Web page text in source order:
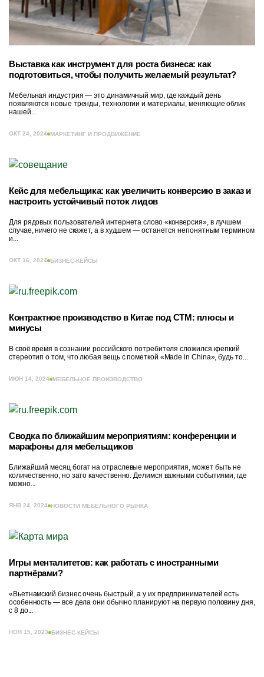
Выставка как инструмент для роста бизнеса: как
подготовиться, чтобы получить желаемый результат?
Мебельная индустрия — это динамичный мир, где каждый день
появляются новые тренды, технологии и материалы, меняющие облик
нашей...
ОКТ 24, 2024 МАРКЕТИНГ И ПРОДВИЖЕНИЕ
Кейс для мебельщика: как увеличить конверсию в заказ и
настроить устойчивый поток лидов
Для рядовых пользователей интернета слово «конверсия», в лучшем
случае, ничего не скажет, а в худшем — останется непонятным термином
и...
ОКТ 16, 2024 БИЗНЕС-КЕЙСЫ
Контрактное производство в Китае под СТМ: плюсы и
минусы
В своё время в сознании российского потребителя сложился крепкий
стереотип о том, что любая вещь с пометкой «Made in China», будь то...
ИЮН 14, 2024 МЕБЕЛЬНОЕ ПРОИЗВОДСТВО
Сводка по ближайшим мероприятиям: конференции и
марафоны для мебельщиков
Ближайший месяц богат на отраслевые мероприятия, может быть не
количественно, но зато качественно. Делимся важными событиями, где
можно...
ЯНВ 24, 2024 НОВОСТИ МЕБЕЛЬНОГО РЫНКА
Игры менталитетов: как работать с иностранными
партнёрами?
«Вьетнамский бизнес очень быстрый, а у их предпринимателей есть
особенность — все дела они обычно планируют на первую половину дня,
с 8 до...
НОЯ 15, 2023 БИЗНЕС-КЕЙСЫ